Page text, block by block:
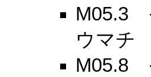
M05.3
ウマチ
M05.8